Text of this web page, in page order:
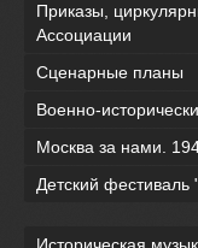
Приказы,
Ассоциации
Сценарные планы
Военно-
Москва за нами.
Детский фестиваль